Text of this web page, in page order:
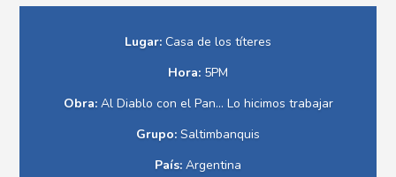
Lugar: Casa de los títeres
Hora: 5PM
Obra:Al Diablo con el Pan... Lo hicimos trabajar
Grupo: Saltimbanquis
País: Argentina